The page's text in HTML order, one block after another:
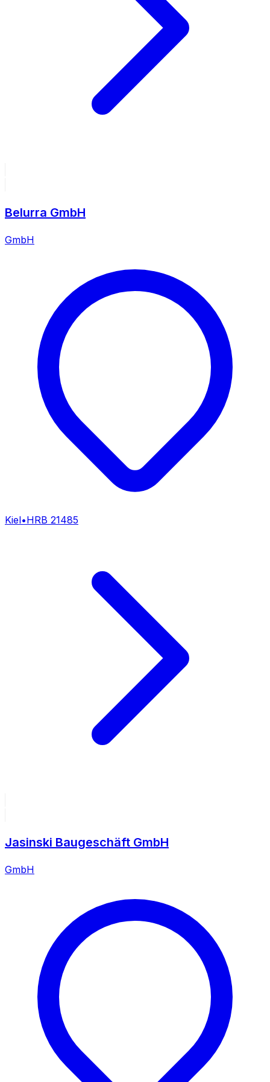
Belurra GmbH
GmbH
Kiel•HRB 21485
Jasinski Baugeschäft GmbH
GmbH